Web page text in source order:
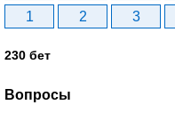
1
2 3
230 бет
Вопросы